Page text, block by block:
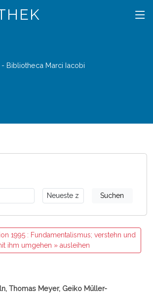
Bibliotheca Marci Iacobi
Suchen
1995 : Fundamentalismus; verstehn und
ihm umgehen » ausleihen
Thomas Meyer, Geiko Müller-